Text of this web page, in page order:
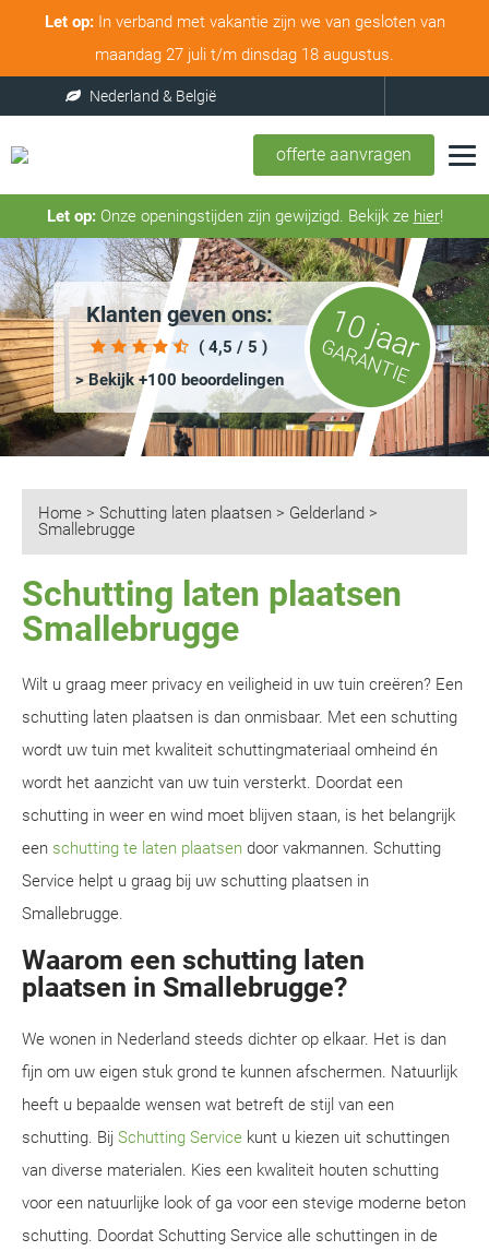
Let op:In verband met vakantie zijn we van gesloten van
maandag 27 juli t/m dinsdag 18 augustus.
offerte aanvragen
Let op:Onze openingstijden zijn gewijzigd. Bekijk ze hier!
Klanten geven ons:
( 4,5 / 5 )
> Bekijk +100 beoordelingen
10 jaar
GARANTIE
Home > Schutting laten plaatsen > Gelderland >
Smallebrugge
Schutting laten plaatsen
Smallebrugge
Wilt u graag meer privacy en veiligheid in uw tuin creëren? Een
schutting laten plaatsen is dan onmisbaar. Met een schutting
wordt uw tuin met kwaliteit schuttingmateriaal omheind én
wordt het aanzicht van uw tuin versterkt. Doordat een
schutting in weer en wind moet blijven staan, is het belangrijk
een schutting te laten plaatsen door vakmannen. Schutting
Service helpt u graag bij uw schutting plaatsen in
Smallebrugge.
Waarom een schutting laten
plaatsen in Smallebrugge?
We wonen in Nederland steeds dichter op elkaar. Het is dan
fijn om uw eigen stuk grond te kunnen afschermen. Natuurlijk
heeft u bepaalde wensen wat betreft de stijl van een
schutting. Bij Schutting Service kunt u kiezen uit schuttingen
van diverse materialen. Kies een kwaliteit houten schutting
voor een natuurlijke look of ga voor een stevige moderne beton
schutting. Doordat Schutting Service alle schuttingen in de